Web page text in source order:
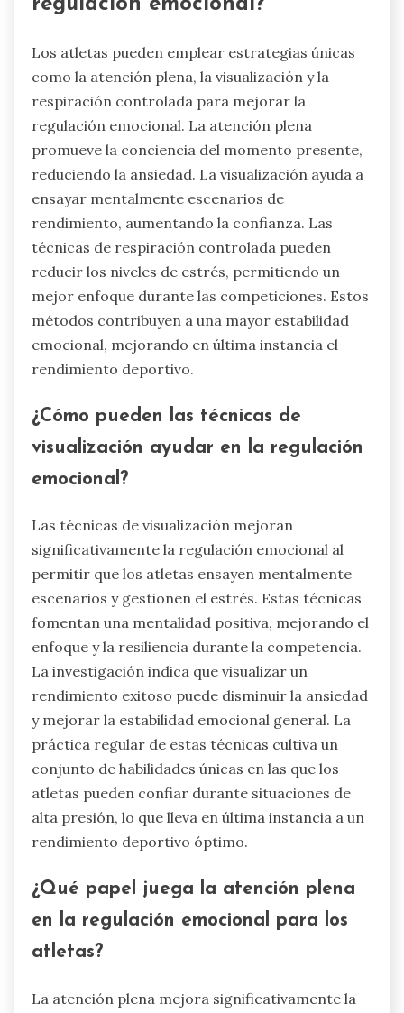
regulación emocional?
Los atletas pueden emplear estrategias únicas
como la atención plena, la visualización y la
respiración controlada para mejorar la
regulación emocional. La atención plena
promueve la conciencia del momento presente,
reduciendo la ansiedad. La visualización ayuda a
ensayar mentalmente escenarios de
rendimiento, aumentando la confianza. Las
técnicas de respiración controlada pueden
reducir los niveles de estrés, permitiendo un
mejor enfoque durante las competiciones. Estos
métodos contribuyen a una mayor estabilidad
emocional, mejorando en última instancia el
rendimiento deportivo.
¿Cómo pueden las técnicas de
visualización ayudar en la regulación
emocional?
Las técnicas de visualización mejoran
significativamente la regulación emocional al
permitir que los atletas ensayen mentalmente
escenarios y gestionen el estrés. Estas técnicas
fomentan una mentalidad positiva, mejorando el
enfoque y la resiliencia durante la competencia.
La investigación indica que visualizar un
rendimiento exitoso puede disminuir la ansiedad
y mejorar la estabilidad emocional general. La
práctica regular de estas técnicas cultiva un
conjunto de habilidades únicas en las que los
atletas pueden confiar durante situaciones de
alta presión, lo que lleva en última instancia a un
rendimiento deportivo óptimo.
¿Qué papel juega la atención plena
en la regulación emocional para los
atletas?
La atención plena mejora significativamente la